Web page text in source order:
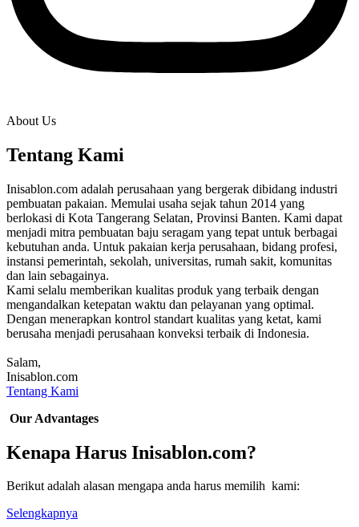
About Us
Tentang Kami
Inisablon.com adalah perusahaan yang bergerak dibidang industri
pembuatan pakaian. Memulai usaha sejak tahun 2014 yang
berlokasi di Kota Tangerang Selatan, Provinsi Banten. Kami dapat
menjadi mitra pembuatan baju seragam yang tepat untuk berbagai
kebutuhan anda. Untuk pakaian kerja perusahaan, bidang profesi,
instansi pemerintah, sekolah, universitas, rumah sakit, komunitas
dan lain sebagainya.
Kami selalu memberikan kualitas produk yang terbaik dengan
mengandalkan ketepatan waktu dan pelayanan yang optimal.
Dengan menerapkan kontrol standart kualitas yang ketat, kami
berusaha menjadi perusahaan konveksi terbaik di Indonesia.
Salam,
Inisablon.com
Tentang Kami
Our Advantages
Kenapa Harus Inisablon.com?
Berikut adalah alasan mengapa anda harus memilih kami:
Selengkapnya